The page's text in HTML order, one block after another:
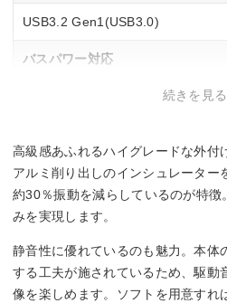
USB3.2 Gen1(USB3.0)
バスパワー対応
○
BD-R書き込み速度
–
BD-RE書き換え速度
続きを見る
高級感あふれるハイグレードな外付
アルミ削り出しのインシュレーター
約30％振動を減らしているのが特
みを実現します。
静音性に優れているのも魅力。本体
する工夫が施されているため、駆動
像を楽しめます。ソフトを用意す